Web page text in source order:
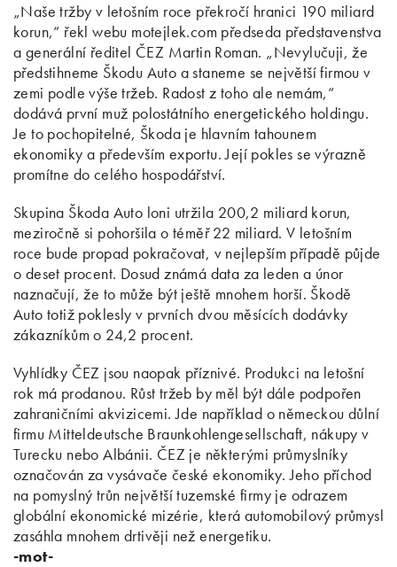
„Naše tržby v letošním roce překročí hranici 190 miliard
korun,“ řekl webu motejlek.com předseda představenstva
a generální ředitel ČEZ Martin Roman. „Nevylučuji, že
předstihneme Škodu Auto a staneme se největší firmou v
zemi podle výše tržeb. Radost z toho ale nemám,“
dodává první muž polostátního energetického holdingu.
Je to pochopitelné, Škoda je hlavním tahounem
ekonomiky a především exportu. Její pokles se výrazně
promítne do celého hospodářství.
Skupina Škoda Auto loni utržila 200,2 miliard korun,
meziročně si pohoršila o téměř 22 miliard. V letošním
roce bude propad pokračovat, v nejlepším případě půjde
o deset procent. Dosud známá data za leden a únor
naznačují, že to může být ještě mnohem horší. Škodě
Auto totiž poklesly v prvních dvou měsících dodávky
zákazníkům o 24,2 procent.
Vyhlídky ČEZ jsou naopak příznivé. Produkci na letošní
rok má prodanou. Růst tržeb by měl být dále podpořen
zahraničními akvizicemi. Jde například o německou důlní
firmu Mitteldeutsche Braunkohlengesellschaft, nákupy v
Turecku nebo Albánii. ČEZ je některými průmyslníky
označován za vysávače české ekonomiky. Jeho příchod
na pomyslný trůn největší tuzemské firmy je odrazem
globální ekonomické mizérie, která automobilový průmysl
zasáhla mnohem drtivěji než energetiku.
-mot-